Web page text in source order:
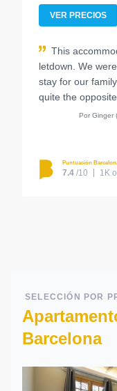
VER PRECIOS
This
letdown. We
stay for our
quite the opposite.
Por Ginger
Puntuación
7.4 /10 1K
SELECCIÓN POR
Barcelona